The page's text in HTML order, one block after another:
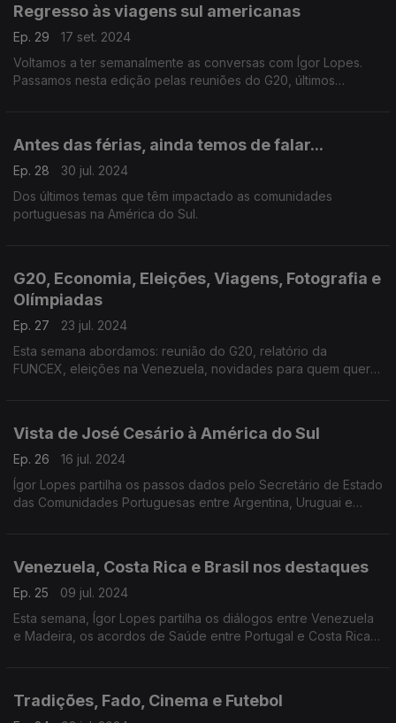
Regresso às viagens sul americanas
Ep. 29
17 set. 2024
Voltamos a ter semanalmente as conversas com Ígor Lopes.
Passamos nesta edição pelas reuniões do G20, últimos
Antes das férias, ainda temos de falar...
Ep. 28
30 jul. 2024
Dos últimos temas que têm impactado as comunidades
portuguesas na América do Sul.
G20, Economia, Eleições, Viagens, Fotografia e
Olímpiadas
Ep. 27
23 jul. 2024
Esta semana abordamos: reunião do G20, relatório da
FUNCEX, eleições na Venezuela, novidades para quem quer
Vista de José Cesário à América do Sul
Ep. 26
16 jul. 2024
Ígor Lopes partilha os passos dados pelo Secretário de Estado
das Comunidades Portuguesas entre Argentina, Uruguai e
Venezuela, Costa Rica e Brasil nos destaques
Ep. 25
09 jul. 2024
Esta semana, Ígor Lopes partilha os diálogos entre Venezuela
e Madeira, os acordos de Saúde entre Portugal e Costa Rica e
Tradições, Fado, Cinema e Futebol